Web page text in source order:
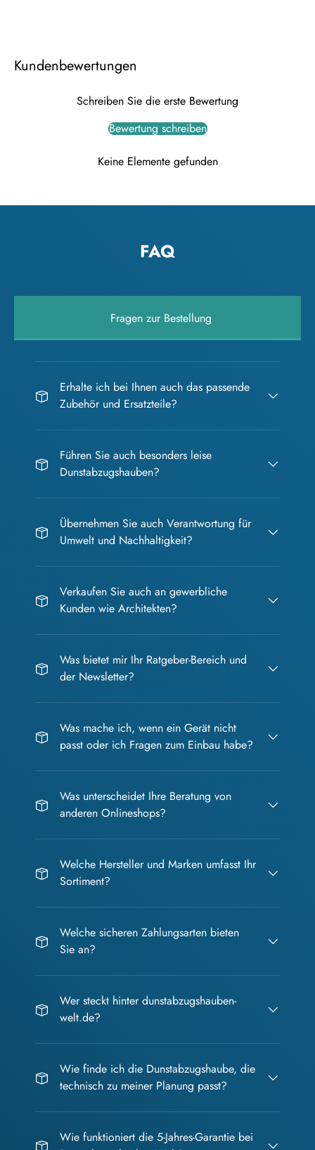
Kundenbewertungen
Schreiben Sie die erste Bewertung
Bewertung schreiben
Keine Elemente gefunden
FAQ
Fragen zur Bestellung
Erhalte ich bei Ihnen auch das passende
Zubehör und Ersatzteile?
Führen Sie auch besonders leise
Dunstabzugshauben?
Übernehmen Sie auch Verantwortung für
Umwelt und Nachhaltigkeit?
Verkaufen Sie auch an gewerbliche
Kunden wie Architekten?
Was bietet mir Ihr Ratgeber-Bereich und
der Newsletter?
Was mache ich, wenn ein Gerät nicht
passt oder ich Fragen zum Einbau habe?
Was unterscheidet Ihre Beratung von
anderen Onlineshops?
Welche Hersteller und Marken umfasst Ihr
Sortiment?
Welche sicheren Zahlungsarten bieten
Sie an?
Wer steckt hinter dunstabzugshauben-
welt.de?
Wie finde ich die Dunstabzugshaube, die
technisch zu meiner Planung passt?
Wie funktioniert die 5-Jahres-Garantie bei